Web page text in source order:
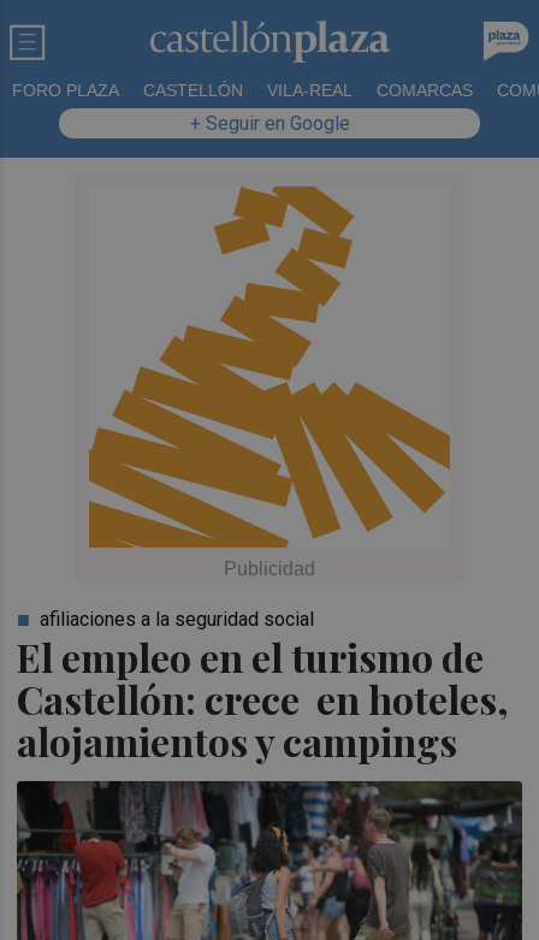
FORO PLAZA CASTELLÓN VILA-REAL COMARCAS
+ Seguir en Google
El empleo en el turismo de
Castellón: crece en hoteles,
alojamientos y campings
afiliaciones a la seguridad social